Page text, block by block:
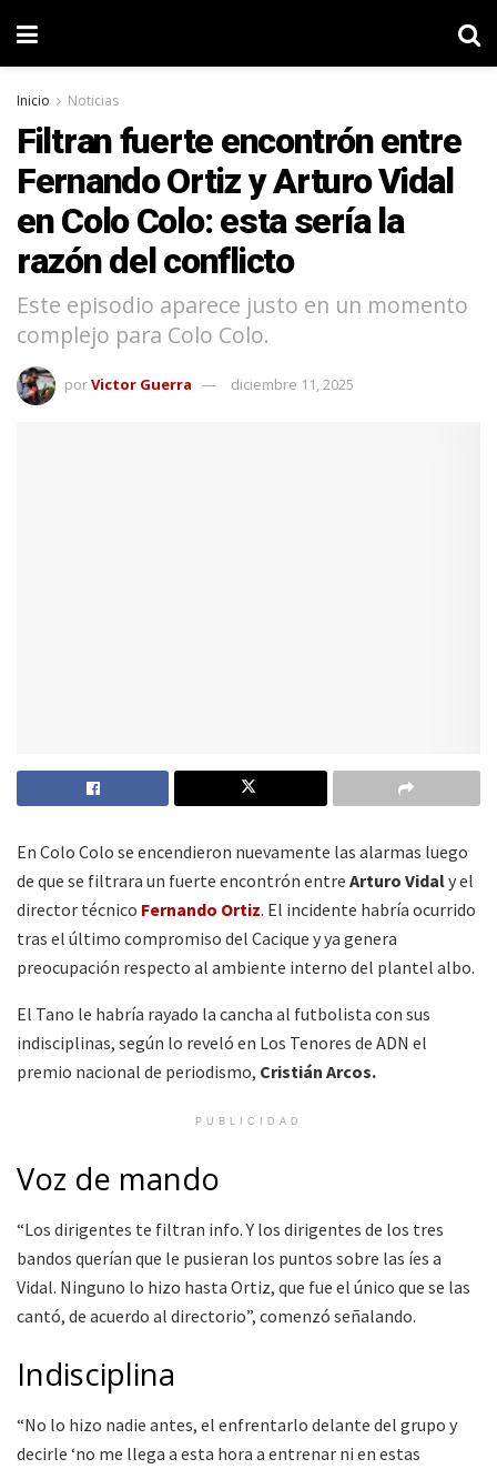
Inicio Noticias
Filtran fuerte encontrón entre
Fernando Ortiz y Arturo Vidal
en Colo Colo: esta sería la
razón del conflicto
Este episodio aparece justo en un momento
complejo para Colo Colo.
porVictor Guerra diciembre 11, 2025
En Colo Colo se encendieron nuevamente las alarmas luego
de que se filtrara un fuerte encontrón entre Arturo Vidaly el
director técnico Fernando Ortiz. El incidente habría ocurrido
tras el último compromiso del Cacique y ya genera
preocupación respecto al ambiente interno del plantel albo.
El Tano le habría rayado la cancha al futbolista con sus
indisciplinas, según lo reveló en Los Tenores de ADN el
premio nacional de periodismo, Cristián Arcos.
PUBLICIDAD
Voz de mando
“Los dirigentes te filtran info. Y los dirigentes de los tres
bandos querían que le pusieran los puntos sobre las íes a
Vidal. Ninguno lo hizo hasta Ortiz, que fue el único que se las
cantó, de acuerdo al directorio”, comenzó señalando.
Indisciplina
“No lo hizo nadie antes, el enfrentarlo delante del grupo y
decirle ‘no me llega a esta hora a entrenar ni en estas